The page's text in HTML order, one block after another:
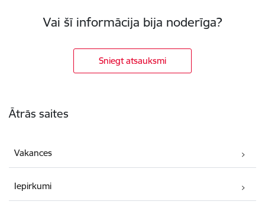
Vai šī informācija bija noderīga?
Sniegt atsauksmi
Ātrās saites
Vakances
Iepirkumi